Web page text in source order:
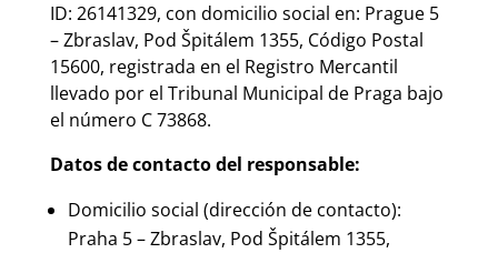
ID: 26141329, con domicilio social en: Prague 5
– Zbraslav, Pod Špitálem 1355, Código Postal
15600, registrada en el Registro Mercantil
llevado por el Tribunal Municipal de Praga bajo
el número C 73868.
Datos de contacto del responsable:
Domicilio social (dirección de contacto):
Praha 5 – Zbraslav, Pod Špitálem 1355,